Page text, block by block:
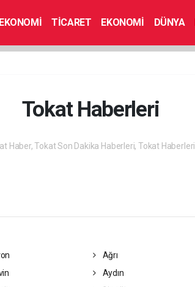
EKONOMİ TİCARET EKONOMİ DÜNYA
Tokat Haberleri
Haber, Tokat Son Dakika Haberleri, Tokat Haberleri
Ağrı
Aydın